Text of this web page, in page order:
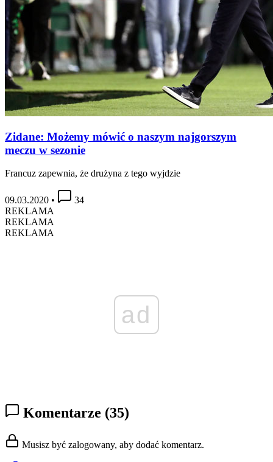
Zidane: Możemy mówić o naszym najgorszym
meczu w sezonie
Francuz zapewnia, że drużyna z tego wyjdzie
09.03.2020 •
34
REKLAMA
REKLAMA
REKLAMA
ad
Komentarze (35)
Musisz być zalogowany, aby dodać komentarz.